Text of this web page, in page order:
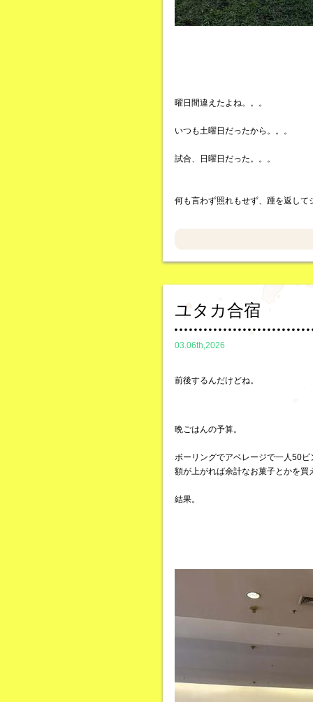
曜日間違えたよね。。。
いつも土曜日だったから。。。
試合、日曜日だった。。。
何も言わず照れもせず、踵を返して
ユタカ合宿
03.06th,2026
前後するんだけどね。
晩ごはんの予算。
ボーリングでアベレージで一人50
額が上がれば余計なお菓子とかを買
結果。